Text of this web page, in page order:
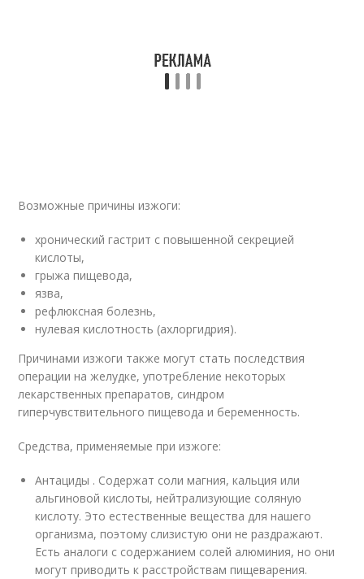
Возможные причины изжоги:
хронический гастрит с повышенной секрецией
кислоты,
грыжа пищевода,
язва,
рефлюксная болезнь,
нулевая кислотность (ахлоргидрия).
Причинами изжоги также могут стать последствия
операции на желудке, употребление некоторых
лекарственных препаратов, синдром
гиперчувствительного пищевода и беременность.
Средства, применяемые при изжоге:
Антациды . Содержат соли магния, кальция или
альгиновой кислоты, нейтрализующие соляную
кислоту. Это естественные вещества для нашего
организма, поэтому слизистую они не раздражают.
Есть аналоги с содержанием солей алюминия, но они
могут приводить к расстройствам пищеварения.